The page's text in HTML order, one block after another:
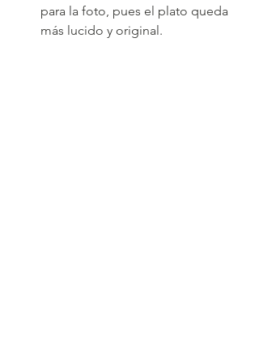
para la foto, pues el plato queda
más lucido y original.